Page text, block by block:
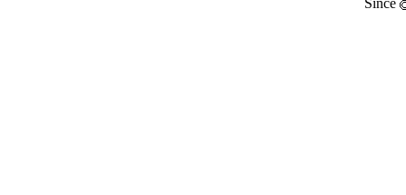
Since